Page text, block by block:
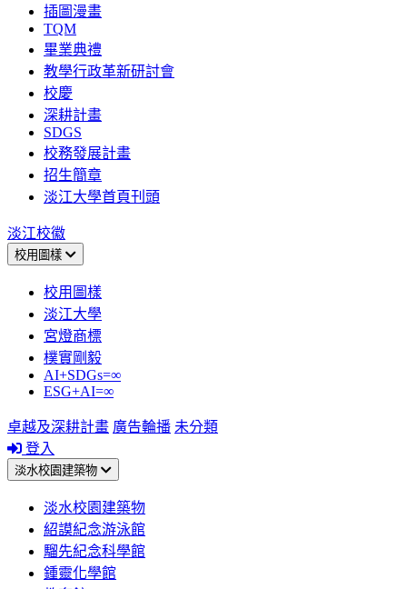
插圖漫畫
TQM
畢業典禮
教學行政革新研討會
校慶
深耕計畫
SDGS
校務發展計畫
招生簡章
淡江大學首頁刊頭
淡江校徽
校用圖樣
校用圖樣
淡江大學
宮燈商標
樸實剛毅
AI+SDGs=∞
ESG+AI=∞
卓越及深耕計畫 廣告輪播 未分類
登入
淡水校園建築物
淡水校園建築物
紹謨紀念游泳館
騮先紀念科學館
鍾靈化學館